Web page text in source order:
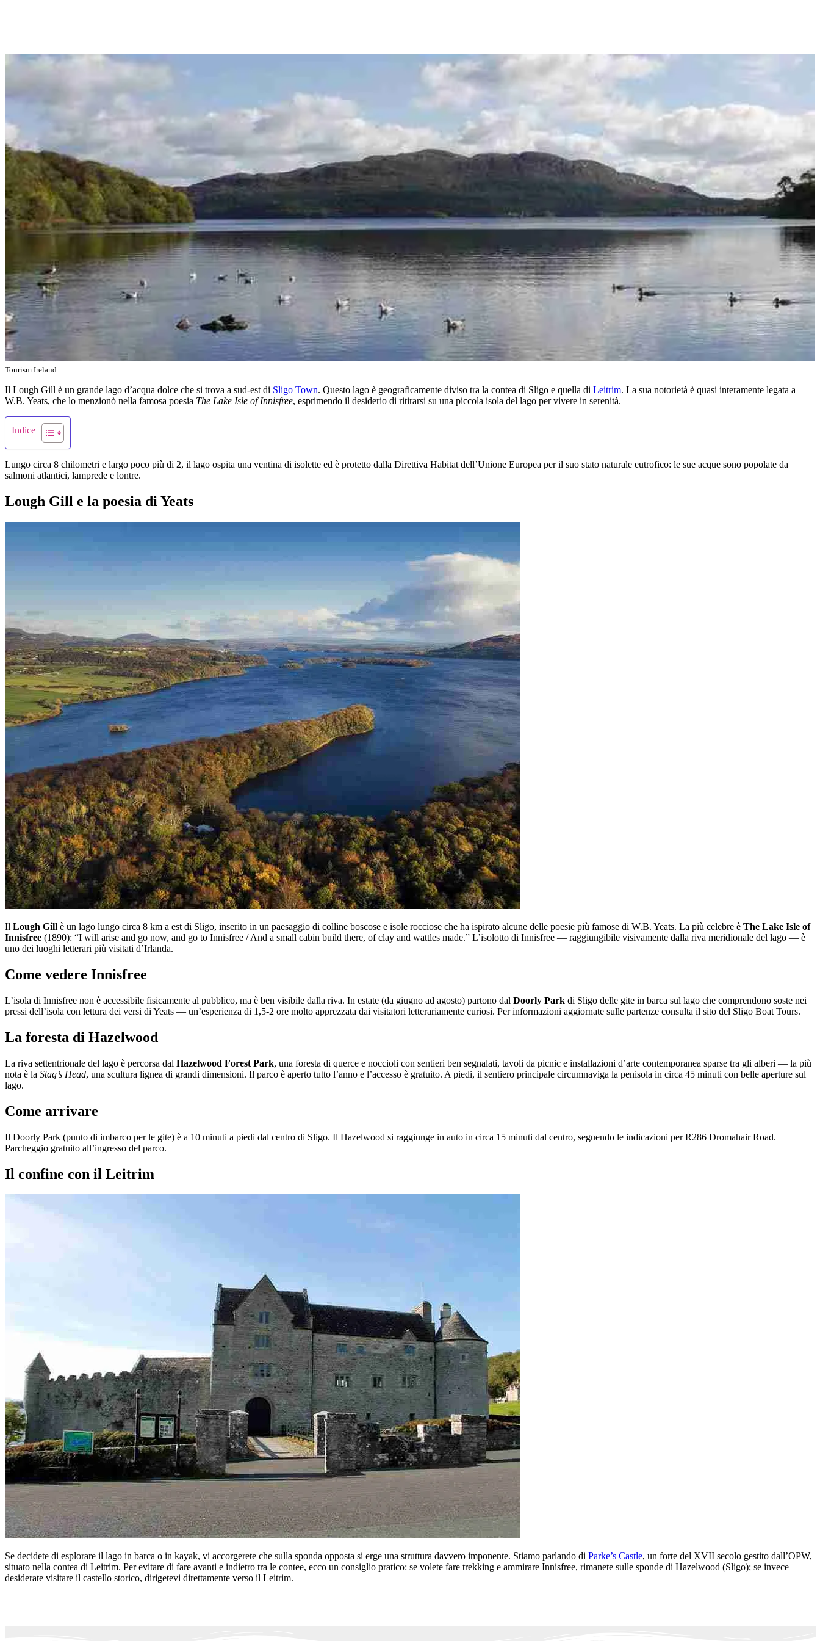
Tourism Ireland
Il Lough Gill è un grande lago d’acqua dolce che si trova a sud-est di Sligo Town. Questo lago è geograficamente diviso tra la contea di Sligo e quella di Leitrim. La sua notorietà è quasi interamente legata a
W.B. Yeats, che lo menzionò nella famosa poesia The Lake Isle of Innisfree, esprimendo il desiderio di ritirarsi su una piccola isola del lago per vivere in serenità.
Indice
Lungo circa 8 chilometri e largo poco più di 2, il lago ospita una ventina di isolette ed è protetto dalla Direttiva Habitat dell’Unione Europea per il suo stato naturale eutrofico: le sue acque sono popolate da
salmoni atlantici, lamprede e lontre.
Lough Gill e la poesia di Yeats
Il Lough Gill è un lago lungo circa 8 km a est di Sligo, inserito in un paesaggio di colline boscose e isole rocciose che ha ispirato alcune delle poesie più famose di W.B. Yeats. La più celebre è The Lake Isle of
Innisfree (1890): “I will arise and go now, and go to Innisfree / And a small cabin build there, of clay and wattles made.” L’isolotto di Innisfree — raggiungibile visivamente dalla riva meridionale del lago — è
uno dei luoghi letterari più visitati d’Irlanda.
Come vedere Innisfree
L’isola di Innisfree non è accessibile fisicamente al pubblico, ma è ben visibile dalla riva. In estate (da giugno ad agosto) partono dal Doorly Park di Sligo delle gite in barca sul lago che comprendono soste nei
pressi dell’isola con lettura dei versi di Yeats — un’esperienza di 1,5-2 ore molto apprezzata dai visitatori letterariamente curiosi. Per informazioni aggiornate sulle partenze consulta il sito del Sligo Boat Tours.
La foresta di Hazelwood
La riva settentrionale del lago è percorsa dal Hazelwood Forest Park, una foresta di querce e noccioli con sentieri ben segnalati, tavoli da picnic e installazioni d’arte contemporanea sparse tra gli alberi — la più
nota è la Stag’s Head, una scultura lignea di grandi dimensioni. Il parco è aperto tutto l’anno e l’accesso è gratuito. A piedi, il sentiero principale circumnaviga la penisola in circa 45 minuti con belle aperture sul
lago.
Come arrivare
Il Doorly Park (punto di imbarco per le gite) è a 10 minuti a piedi dal centro di Sligo. Il Hazelwood si raggiunge in auto in circa 15 minuti dal centro, seguendo le indicazioni per R286 Dromahair Road.
Parcheggio gratuito all’ingresso del parco.
Il confine con il Leitrim
Se decidete di esplorare il lago in barca o in kayak, vi accorgerete che sulla sponda opposta si erge una struttura davvero imponente. Stiamo parlando di Parke’s Castle, un forte del XVII secolo gestito dall’OPW,
situato nella contea di Leitrim. Per evitare di fare avanti e indietro tra le contee, ecco un consiglio pratico: se volete fare trekking e ammirare Innisfree, rimanete sulle sponde di Hazelwood (Sligo); se invece
desiderate visitare il castello storico, dirigetevi direttamente verso il Leitrim.